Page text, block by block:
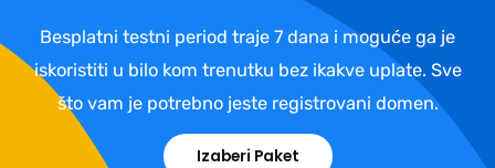
Besplatni testni period traje 7 dana i moguće ga je
iskoristiti u bilo kom trenutku bez ikakve uplate. Sve
što vam je potrebno jeste registrovani domen.
Izaberi Paket